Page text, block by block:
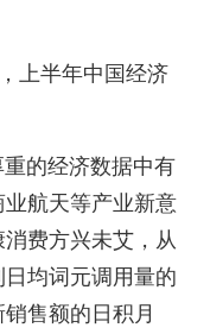
上半年中国经济
的经济数据中有
航天等产业新意
费方兴未艾，从
均词元调用量的
售额的日积月